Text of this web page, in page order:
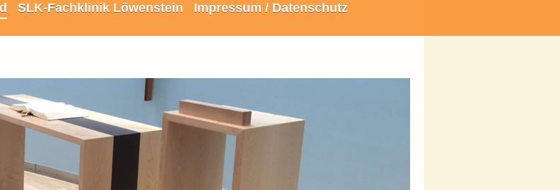
SLK-Fachklinik Löwenstein Impressum / Datenschutz